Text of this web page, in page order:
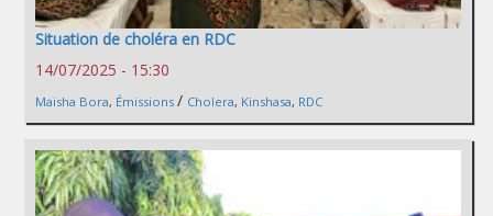
Situation de choléra en RDC
14/07/2025 - 15:30
Maisha Bora, Émissions / Cholera, Kinshasa, RDC